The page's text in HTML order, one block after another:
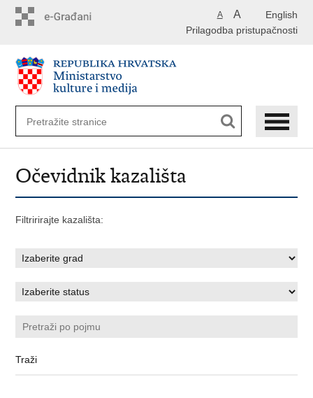
English
A A
Prilagodba pristupačnosti
Očevidnik kazališta
Filtririrajte kazališta: